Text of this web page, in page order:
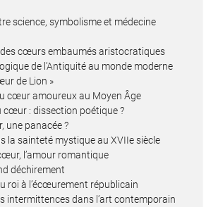
science, symbolisme et médecine
cœurs embaumés aristocratiques
de l’Antiquité au monde moderne
de Lion »
cœur amoureux au Moyen Âge
cœur : dissection poétique ?
une panacée ?
la sainteté mystique au XVIIe siècle
l’amour romantique
déchirement
roi à l’écœurement républicain
intermittences dans l’art contemporain